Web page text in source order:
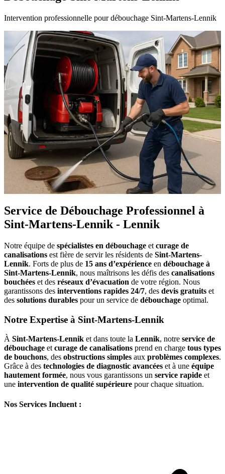
Intervention professionnelle pour débouchage Sint-Martens-Lennik
Service de Débouchage Professionnel à
Sint-Martens-Lennik - Lennik
Notre équipe de spécialistes en débouchage et curage de
canalisations est fière de servir les résidents de Sint-Martens-
Lennik. Forts de plus de 15 ans d’expérience en débouchage à
Sint-Martens-Lennik, nous maîtrisons les défis des canalisations
bouchées et des réseaux d’évacuation de votre région. Nous
garantissons des interventions rapides 24/7, des devis gratuits et
des solutions durables pour un service de débouchage optimal.
Notre Expertise à Sint-Martens-Lennik
À Sint-Martens-Lennik et dans toute la Lennik, notre service de
débouchage et curage de canalisations prend en charge tous types
de bouchons, des obstructions simples aux problèmes complexes.
Grâce à des technologies de diagnostic avancées et à une équipe
hautement formée, nous vous garantissons un service rapide et
une intervention de qualité supérieure pour chaque situation.
Nos Services Incluent :